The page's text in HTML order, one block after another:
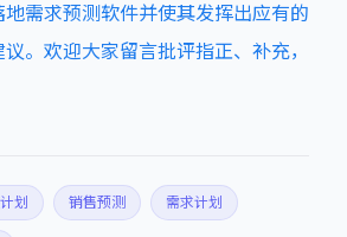
需求预测软件并使其发挥出应有的
。欢迎大家留言批评指正、补充，
划 销售预测 需求计划